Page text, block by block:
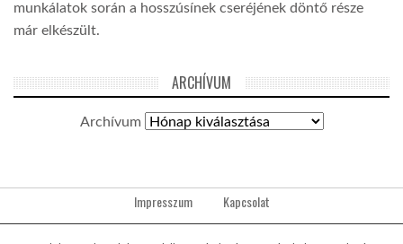
munkálatok során a hosszúsínek cseréjének döntő része
már elkészült.
ARCHÍVUM
Archívum
Impresszum Kapcsolat